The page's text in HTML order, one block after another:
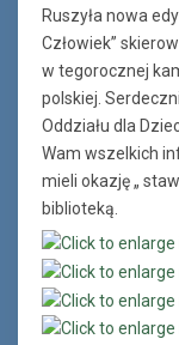
Ruszyła nowa
Człowiek”
w tegorocznej
polskiej.
Oddziału dla
Wam wszelkich
mieli okazję „
biblioteką.